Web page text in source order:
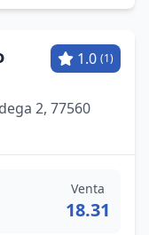
1.0 (1)
2, 77560
Venta
18.31